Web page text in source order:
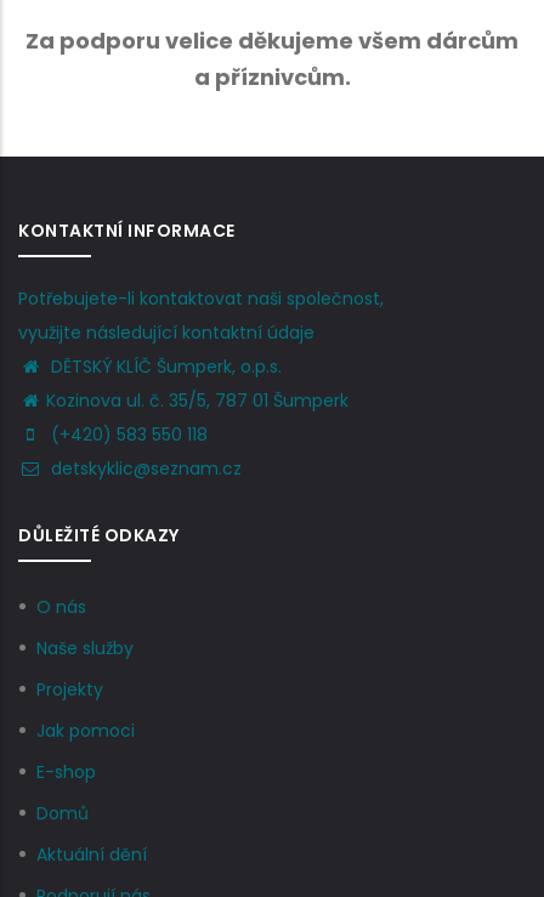
Za podporu velice děkujeme všem dárcům
a příznivcům.
KONTAKTNÍ INFORMACE
Potřebujete-li kontaktovat naši společnost,
využijte následující kontaktní údaje
DĚTSKÝ KLÍČ Šumperk, o.p.s.
Kozinova ul. č. 35/5, 787 01 Šumperk
(+420) 583 550 118
detskyklic@seznam.cz
DŮLEŽITÉ ODKAZY
O nás
Naše služby
Projekty
Jak pomoci
E-shop
Domů
Aktuální dění